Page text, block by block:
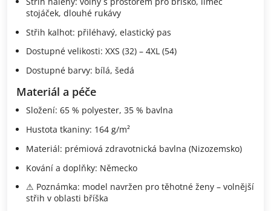
stojáček, dlouhé rukávy
Střih kalhot: přiléhavý, elastický pas
Dostupné velikosti: XXS (32) – 4XL (54)
Dostupné barvy: bílá, šedá
Materiál a péče
Složení: 65 % polyester, 35 % bavlna
Hustota tkaniny: 164 g/m²
Materiál: prémiová zdravotnická bavlna (Nizozemsko)
Kování a doplňky: Německo
⚠ Poznámka: model navržen pro těhotné ženy – volnější
střih v oblasti bříška